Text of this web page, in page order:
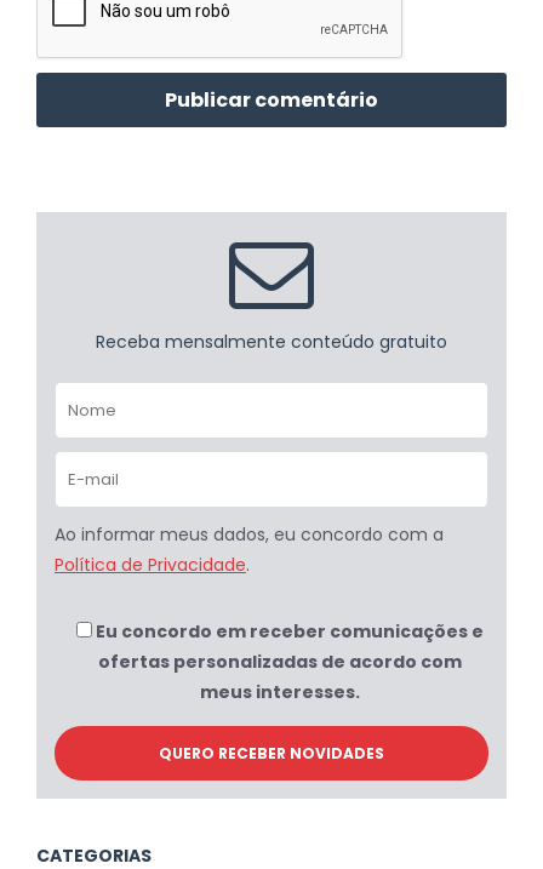
Receba mensalmente conteúdo gratuito
Ao informar meus dados, eu concordo com a
Política de Privacidade.
Eu concordo em receber comunicações e
ofertas personalizadas de acordo com
meus interesses.
CATEGORIAS